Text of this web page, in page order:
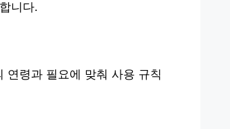
니다.
연령과 필요에 맞춰 사용 규칙